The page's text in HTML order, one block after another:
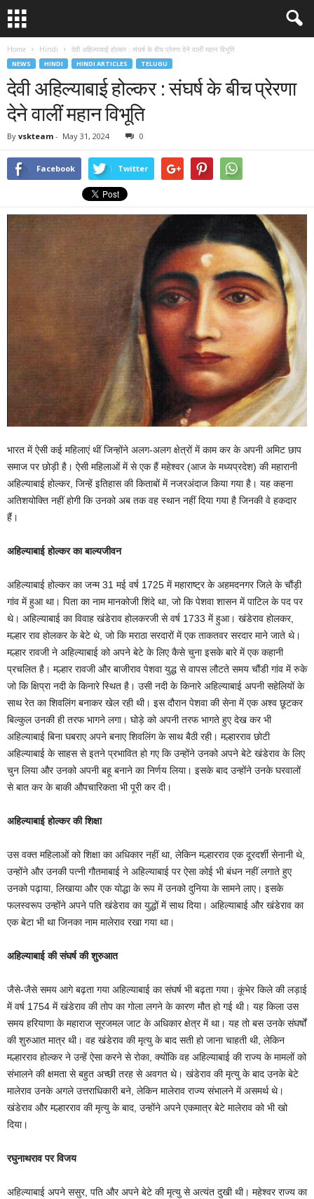
Home Hindi देवी अहिल्याबाई होल्कर : संघर्ष के बीच प्रेरणा देने वालीं महान विभूति
NEWS HINDI HINDI ARTICLES TELUGU
देवी अहिल्याबाई होल्कर : संघर्ष के बीच प्रेरणा
देने वालीं महान विभूति
By vskteam - May 31, 2024 0
Facebook Twitter
भारत में ऐसी कई महिलाएं थीं जिन्होंने अलग-अलग क्षेत्रों में काम कर के अपनी अमिट छाप
समाज पर छोड़ी है। ऐसी महिलाओं में से एक हैं महेश्वर (आज के मध्यप्रदेश) की महारानी
अहिल्याबाई होल्कर, जिन्हें इतिहास की किताबों में नजरअंदाज किया गया है। यह कहना
अतिशयोक्ति नहीं होगी कि उनको अब तक वह स्थान नहीं दिया गया है जिनकी वे हकदार
हैं।
अहिल्याबाई होल्कर का बाल्यजीवन
अहिल्याबाई होल्कर का जन्म 31 मई वर्ष 1725 में महाराष्ट्र के अहमदनगर जिले के चौंड़ी
गांव में हुआ था। पिता का नाम मानकोजी शिंदे था, जो कि पेशवा शासन में पाटिल के पद पर
थे। अहिल्याबाई का विवाह खंडेराव होलकरजी से वर्ष 1733 में हुआ। खंडेराव होलकर,
मल्हार राव होलकर के बेटे थे, जो कि मराठा सरदारों में एक ताकतवर सरदार माने जाते थे।
मल्हार रावजी ने अहिल्याबाई को अपने बेटे के लिए कैसे चुना इसके बारे में एक कहानी
प्रचलित है। मल्हार रावजी और बाजीराव पेशवा युद्ध से वापस लौटते समय चौंडी गांव में रुके
जो कि क्षिप्रा नदी के किनारे स्थित है। उसी नदी के किनारे अहिल्याबाई अपनी सहेलियों के
साथ रेत का शिवलिंग बनाकर खेल रही थी। इस दौरान पेशवा की सेना में एक अश्व छूटकर
बिल्कुल उनकी ही तरफ भागने लगा। घोड़े को अपनी तरफ भागते हुए देख कर भी
अहिल्याबाई बिना घबराए अपने बनाए शिवलिंग के साथ बैठी रही। मल्हारराव छोटी
अहिल्याबाई के साहस से इतने प्रभावित हो गए कि उन्होंने उनको अपने बेटे खंडेराव के लिए
चुन लिया और उनको अपनी बहू बनाने का निर्णय लिया। इसके बाद उन्होंने उनके घरवालों
से बात कर के बाकी औपचारिकता भी पूरी कर दी।
अहिल्याबाई होल्कर की शिक्षा
उस वक्त महिलाओं को शिक्षा का अधिकार नहीं था, लेकिन मल्हारराव एक दूरदर्शी सेनानी थे,
उन्होंने और उनकी पत्नी गौतमाबाई ने अहिल्याबाई पर ऐसा कोई भी बंधन नहीं लगाते हुए
उनको पढ़ाया, लिखाया और एक योद्धा के रूप में उनको दुनिया के सामने लाए। इसके
फलस्वरूप उन्होंने अपने पति खंडेराव का युद्धों में साथ दिया। अहिल्याबाई और खंडेराव का
एक बेटा भी था जिनका नाम मालेराव रखा गया था।
अहिल्याबाई की संघर्ष की शुरुआत
जैसे-जैसे समय आगे बढ़ता गया अहिल्याबाई का संघर्ष भी बढ़ता गया। कूंभेर किले की लड़ाई
में वर्ष 1754 में खंडेराव की तोप का गोला लगने के कारण मौत हो गई थी। यह किला उस
समय हरियाणा के महाराज सूरजमल जाट के अधिकार क्षेत्र में था। यह तो बस उनके संघर्षों
की शुरुआत मात्र थी। वह खंडेराव की मृत्यु के बाद सती हो जाना चाहती थी, लेकिन
मल्हारराव होल्कर ने उन्हें ऐसा करने से रोका, क्योंकि वह अहिल्याबाई की राज्य के मामलों को
संभालने की क्षमता से बहुत अच्छी तरह से अवगत थे। खंडेराव की मृत्यु के बाद उनके बेटे
मालेराव उनके अगले उत्तराधिकारी बने, लेकिन मालेराव राज्य संभालने में असमर्थ थे।
खंडेराव और मल्हारराव की मृत्यु के बाद, उन्होंने अपने एकमात्र बेटे मालेराव को भी खो
दिया।
रघुनाथराव पर विजय
अहिल्याबाई अपने ससुर, पति और अपने बेटे की मृत्यु से अत्यंत दुखी थी। महेश्वर राज्य का